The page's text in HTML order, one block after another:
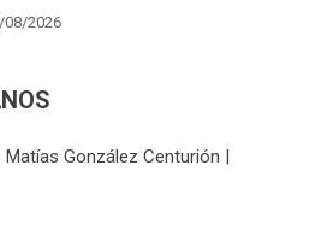
08/2026
González Centurión |